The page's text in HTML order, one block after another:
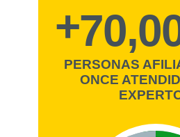
+
PERSONAS
ONCE